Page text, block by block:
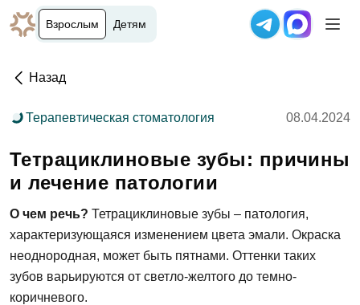
Взрослым Детям
Назад
Терапевтическая стоматология 08.04.2024
Тетрациклиновые зубы: причины
и лечение патологии
О чем речь? Тетрациклиновые зубы – патология,
характеризующаяся изменением цвета эмали. Окраска
неоднородная, может быть пятнами. Оттенки таких
зубов варьируются от светло-желтого до темно-
коричневого.